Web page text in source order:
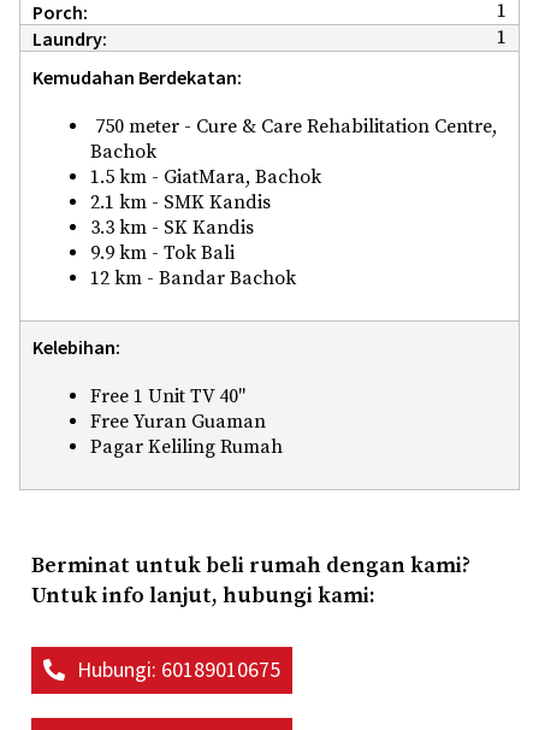
Porch:
1
Laundry:
1
Kemudahan Berdekatan:
750 meter - Cure & Care Rehabilitation Centre,
Bachok
1.5 km - GiatMara, Bachok
2.1 km - SMK Kandis
3.3 km - SK Kandis
9.9 km - Tok Bali
12 km - Bandar Bachok
Kelebihan:
Free 1 Unit TV 40"
Free Yuran Guaman
Pagar Keliling Rumah
Berminat untuk beli rumah dengan kami?
Untuk info lanjut, hubungi kami:
Hubungi: 60189010675